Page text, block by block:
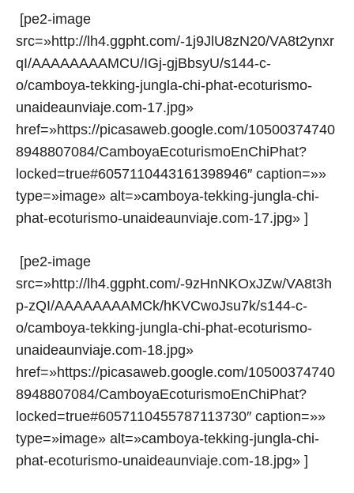
[pe2-image
src=»http://lh4.ggpht.com/-1j9JlU8zN20/VA8t2ynxr
qI/AAAAAAAAMCU/IGj-gjBbsyU/s144-c-
o/camboya-tekking-jungla-chi-phat-ecoturismo-
unaideaunviaje.com-17.jpg»
href=»https://picasaweb.google.com/10500374740
8948807084/CamboyaEcoturismoEnChiPhat?
locked=true#6057110443161398946″ caption=»»
type=»image» alt=»camboya-tekking-jungla-chi-
phat-ecoturismo-unaideaunviaje.com-17.jpg» ]
[pe2-image
src=»http://lh4.ggpht.com/-9zHnNKOxJZw/VA8t3h
p-zQI/AAAAAAAAMCk/hKVCwoJsu7k/s144-c-
o/camboya-tekking-jungla-chi-phat-ecoturismo-
unaideaunviaje.com-18.jpg»
href=»https://picasaweb.google.com/10500374740
8948807084/CamboyaEcoturismoEnChiPhat?
locked=true#6057110455787113730″ caption=»»
type=»image» alt=»camboya-tekking-jungla-chi-
phat-ecoturismo-unaideaunviaje.com-18.jpg» ]